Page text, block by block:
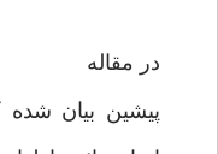
در مقاله
پيشين بيان